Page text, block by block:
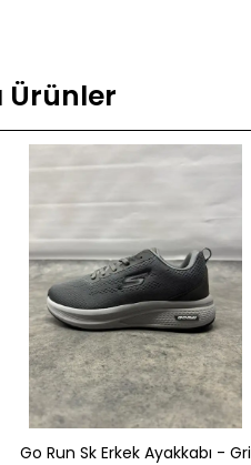
Ürünler
Go Run Sk Erkek Ayakkabı - Gri